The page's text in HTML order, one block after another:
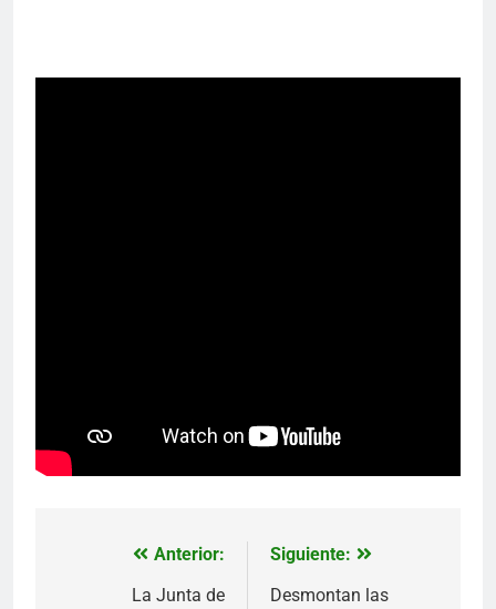
Navegación
Anterior:
La Junta de
Siguiente:
Desmontan las